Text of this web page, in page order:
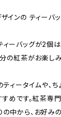
インの ティーバ
ィーバッグが2個
の紅茶がお楽しみ
ィータイムや、
すめです。紅茶専
中から、お好み